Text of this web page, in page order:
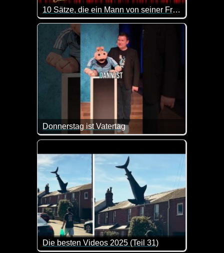
10 Sätze, die ein Mann von seiner Frau zum Vatertag gerne hören würde
Anke Engelke hat eine Top 10 zusammengestellt
Donnerstag ist Vatertag
Das ist doch mal eine plausible Erklärung ;-)
Die besten Videos 2025 (Teil 31)